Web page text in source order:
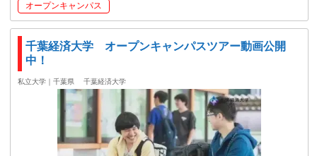
オープンキャンパス
千葉経済大学 オープンキャンパスツアー動画公開
中！
私立大学｜千葉県 千葉経済大学